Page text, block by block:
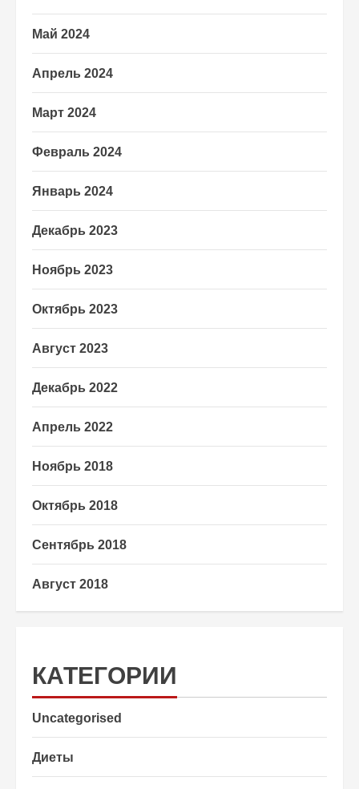
Май 2024
Апрель 2024
Март 2024
Февраль 2024
Январь 2024
Декабрь 2023
Ноябрь 2023
Октябрь 2023
Август 2023
Декабрь 2022
Апрель 2022
Ноябрь 2018
Октябрь 2018
Сентябрь 2018
Август 2018
КАТЕГОРИИ
Uncategorised
Диеты